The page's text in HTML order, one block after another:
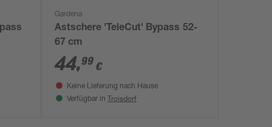
Gardena
Astschere 'TeleCut' Bypass 52-
67 cm
44,99 €
Keine Lieferung nach Hause
Verfügbar in Troisdorf